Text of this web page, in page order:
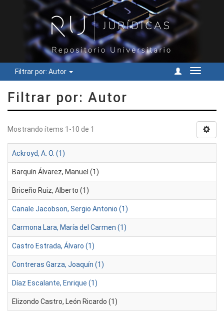
Filtrar por: Autor
Cambiar
Filtrar por: Autor
Mostrando ítems 1-10 de 1
Ackroyd, A. O. (1)
Barquín Álvarez, Manuel (1)
Briceño Ruiz, Alberto (1)
Canale Jacobson, Sergio Antonio (1)
Carmona Lara, María del Carmen (1)
Castro Estrada, Álvaro (1)
Contreras Garza, Joaquín (1)
Díaz Escalante, Enrique (1)
Elizondo Castro, León Ricardo (1)